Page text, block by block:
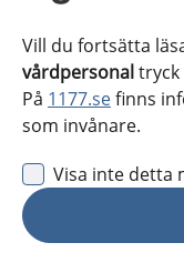
Vill du fortsätta
vårdpersonaltryck
På 1177.sefinns
som invånare.
Visa inte detta
finns
och arbetar med
För att lämna
fungerar för dig
Hur tillgänglig